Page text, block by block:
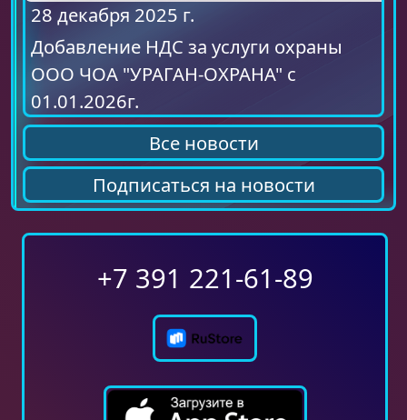
28 декабря 2025 г.
Добавление НДС за услуги охраны
ООО ЧОА "УРАГАН-ОХРАНА" с
01.01.2026г.
Все новости
Подписаться на новости
+7 391 221-61-89